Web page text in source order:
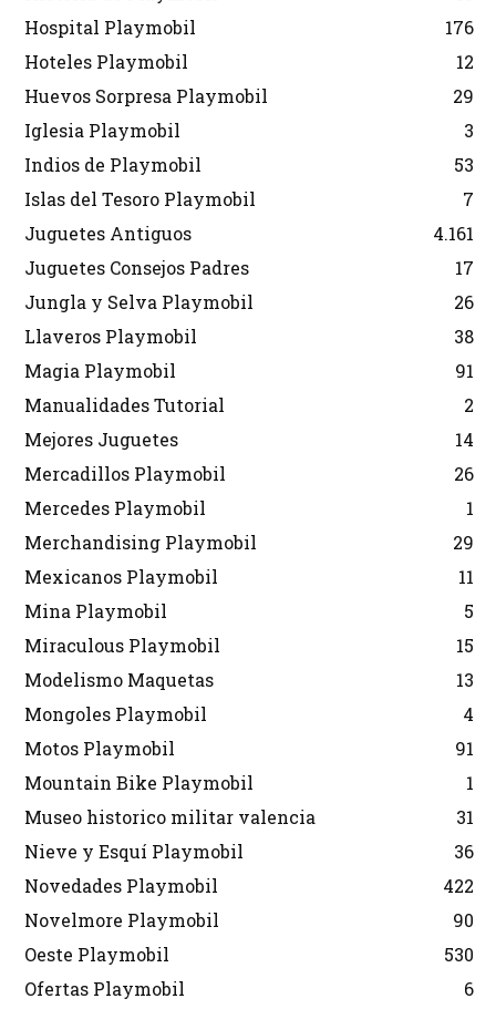
Hospital Playmobil
176
Hoteles Playmobil
12
Huevos Sorpresa Playmobil
29
Iglesia Playmobil
3
Indios de Playmobil
53
Islas del Tesoro Playmobil
7
Juguetes Antiguos
4.161
Juguetes Consejos Padres
17
Jungla y Selva Playmobil
26
Llaveros Playmobil
38
Magia Playmobil
91
Manualidades Tutorial
2
Mejores Juguetes
14
Mercadillos Playmobil
26
Mercedes Playmobil
1
Merchandising Playmobil
29
Mexicanos Playmobil
11
Mina Playmobil
5
Miraculous Playmobil
15
Modelismo Maquetas
13
Mongoles Playmobil
4
Motos Playmobil
91
Mountain Bike Playmobil
1
Museo historico militar valencia
31
Nieve y Esquí Playmobil
36
Novedades Playmobil
422
Novelmore Playmobil
90
Oeste Playmobil
530
Ofertas Playmobil
6